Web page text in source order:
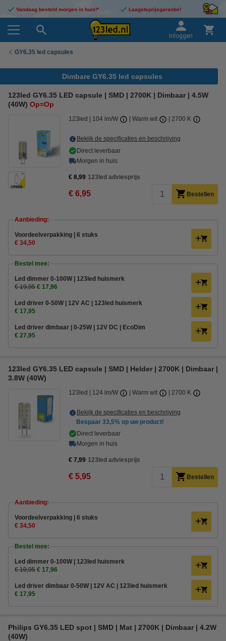
Vandaag besteld morgen in huis!* Laagsteprijsgarantie!
Inloggen
GY6.35 led capsules
Dimbare GY6.35 led capsules
123led GY6.35 LED capsule | SMD | 2700K | Dimbaar | 4.5W
(40W) Op=Op
123led 104 lm/W Warm wit 2700 K
Bekijk de specificaties en beschrijving
Direct leverbaar
Morgen in huis
€ 8,99 123led adviesprijs
€ 6,95 Bestellen
Aanbieding:
Voordeelverpakking | 6 stuks
€ 34,50
Bestel mee:
Led dimmer 0-100W | 123led huismerk
€ 19,95 € 17,96
Led driver 0-50W | 12V AC | 123led huismerk
€ 17,95
Led driver dimbaar | 0-25W | 12V DC | EcoDim
€ 27,95
123led GY6.35 LED capsule | SMD | Helder | 2700K | Dimbaar |
3.8W (40W)
123led 124 lm/W Warm wit 2700 K
Bekijk de specificaties en beschrijving
Bespaar 33,5% op uw product!
Direct leverbaar
Morgen in huis
€ 7,99 123led adviesprijs
€ 5,95 Bestellen
Aanbieding:
Voordeelverpakking | 6 stuks
€ 34,50
Bestel mee:
Led dimmer 0-100W | 123led huismerk
€ 19,95 € 17,96
Led driver dimbaar 0-50W | 12V AC | 123led huismerk
€ 17,95
Philips GY6.35 LED spot | SMD | Mat | 2700K | Dimbaar | 4.2W
(40W)